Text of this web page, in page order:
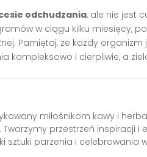
odchudzania, ale nie jest
w ciągu kilku miesięcy,
Pamiętaj, że każdy organizm
kompleksowo i cierpliwie, a
miłośnikom kawy i
przestrzeń inspiracji i
sztuki parzenia i celebrowania